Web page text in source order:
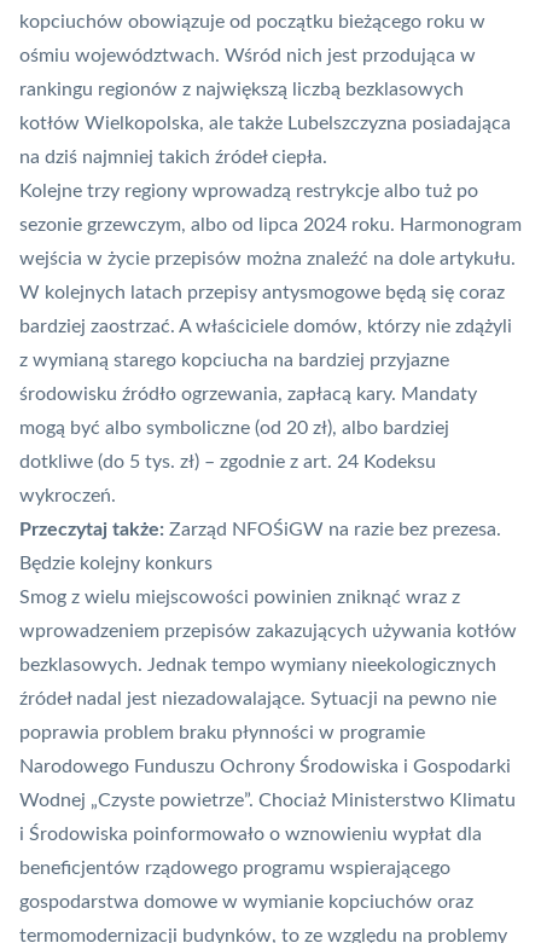
kopciuchów obowiązuje od początku bieżącego roku w
ośmiu województwach. Wśród nich jest przodująca w
rankingu regionów z największą liczbą bezklasowych
kotłów Wielkopolska, ale także Lubelszczyzna posiadająca
na dziś najmniej takich źródeł ciepła.
Kolejne trzy regiony wprowadzą restrykcje albo tuż po
sezonie grzewczym, albo od lipca 2024 roku. Harmonogram
wejścia w życie przepisów można znaleźć na dole artykułu.
W kolejnych latach przepisy antysmogowe będą się coraz
bardziej zaostrzać. A właściciele domów, którzy nie zdążyli
z wymianą starego kopciucha na bardziej przyjazne
środowisku źródło ogrzewania, zapłacą kary. Mandaty
mogą być albo symboliczne (od 20 zł), albo bardziej
dotkliwe (do 5 tys. zł) – zgodnie z art. 24 Kodeksu
wykroczeń.
Przeczytaj także: Zarząd NFOŚiGW na razie bez prezesa.
Będzie kolejny konkurs
Smog z wielu miejscowości powinien zniknąć wraz z
wprowadzeniem przepisów zakazujących używania kotłów
bezklasowych. Jednak tempo wymiany nieekologicznych
źródeł nadal jest niezadowalające. Sytuacji na pewno nie
poprawia problem braku płynności w programie
Narodowego Funduszu Ochrony Środowiska i Gospodarki
Wodnej „Czyste powietrze”. Chociaż Ministerstwo Klimatu
i Środowiska poinformowało o wznowieniu wypłat dla
beneficjentów rządowego programu wspierającego
gospodarstwa domowe w wymianie kopciuchów oraz
termomodernizacji budynków, to ze względu na problemy